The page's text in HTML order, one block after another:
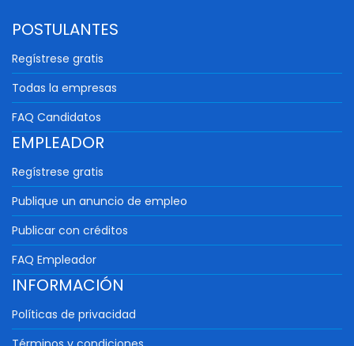
POSTULANTES
Regístrese gratis
Todas la empresas
FAQ Candidatos
EMPLEADOR
Regístrese gratis
Publique un anuncio de empleo
Publicar con créditos
FAQ Empleador
INFORMACIÓN
Políticas de privacidad